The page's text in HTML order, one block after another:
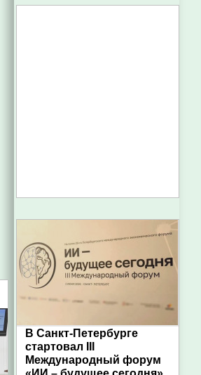
В Санкт-Петербурге
стартовал III
Международный форум